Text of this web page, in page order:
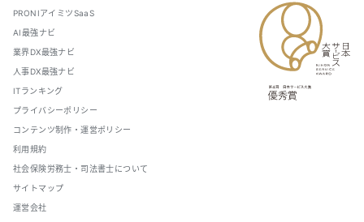
PRONIアイミツSaaS
AI最強ナビ
業界DX最強ナビ
人事DX最強ナビ
ITランキング
プライバシーポリシー
コンテンツ制作・運営ポリシー
利用規約
社会保険労務士・司法書士について
サイトマップ
運営会社